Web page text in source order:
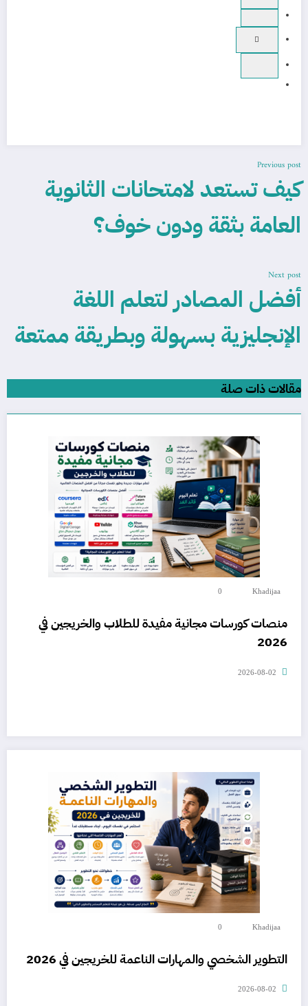
Previous post
كيف تستعد لامتحانات الثانوية
العامة بثقة ودون خوف؟
Next post
أفضل المصادر لتعلم اللغة
الإنجليزية بسهولة وبطريقة ممتعة
مقالات ذات صلة
Khadijaa
0
منصات كورسات مجانية مفيدة للطلاب والخريجين في
2026
2026-08-02
Khadijaa
0
التطوير الشخصي والمهارات الناعمة للخريجين في 2026
2026-08-02